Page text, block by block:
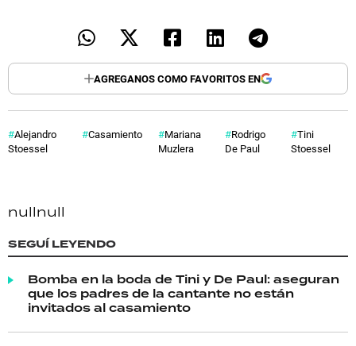
AGREGANOS COMO FAVORITOS EN
Alejandro
Stoessel
Casamiento
Mariana
Muzlera
Rodrigo
De Paul
Tini
Stoessel
nullnull
SEGUÍ LEYENDO
Bomba en la boda de Tini y De Paul: aseguran
que los padres de la cantante no están
invitados al casamiento